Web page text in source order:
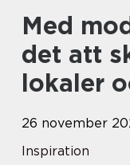
Med modulbyggen går
det att
lokaler
26 november
Inspiration